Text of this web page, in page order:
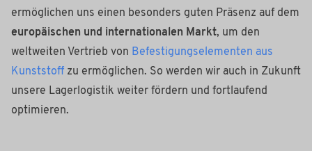
ermöglichen uns einen besonders guten Präsenz auf dem
europäischen und internationalen Markt, um den
weltweiten Vertrieb von Befestigungselementen aus
Kunststoff zu ermöglichen. So werden wir auch in Zukunft
unsere Lagerlogistik weiter fördern und fortlaufend
optimieren.